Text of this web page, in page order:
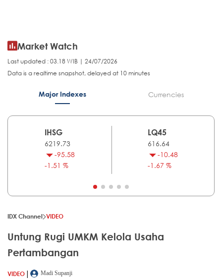
Market Watch
Last updated : 03.18 WIB | 24/07/2026
Data is a realtime snapshot, delayed at 10 minutes
Major Indexes Currencies
IHSG
6219.73
-95.58
-1.51 %
LQ45
616.64
-10.48
-1.67 %
IDX Channel VIDEO
Untung Rugi UMKM Kelola Usaha
Pertambangan
VIDEO |
Madi Supanji